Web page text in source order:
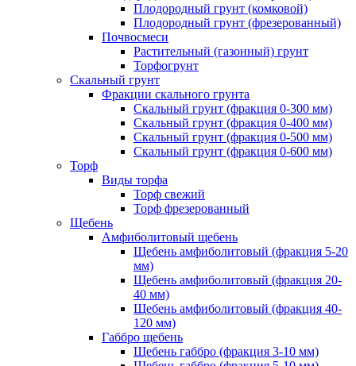
Плодородный грунт (комковой)
Плодородный грунт (фрезерованный)
Почвосмеси
Растительный (газонный) грунт
Торфогрунт
Скальный грунт
Фракции скального грунта
Скальный грунт (фракция 0-300 мм)
Скальный грунт (фракция 0-400 мм)
Скальный грунт (фракция 0-500 мм)
Скальный грунт (фракция 0-600 мм)
Торф
Виды торфа
Торф свежий
Торф фрезерованный
Щебень
Амфиболитовый щебень
Щебень амфиболитовый (фракция 5-20
мм)
Щебень амфиболитовый (фракция 20-
40 мм)
Щебень амфиболитовый (фракция 40-
120 мм)
Габбро щебень
Щебень габбро (фракция 3-10 мм)